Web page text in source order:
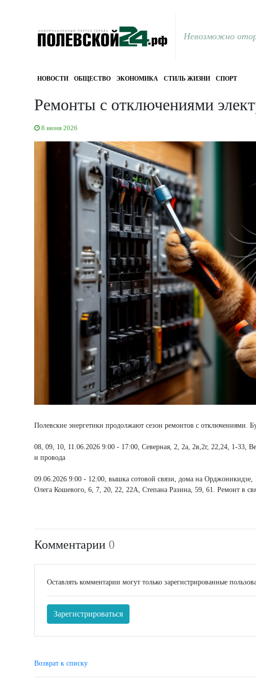
Невозможно
НОВОСТИ ОБЩЕСТВО ЭКОНОМИКА СТИЛЬ ЖИЗНИ СПОРТ
Ремонты с отключениями
8 июня 2026
Полевские энергетики продолжают сезон ремонтов с отключениями.
08, 09, 10, 11.06.2026 9:00 - 17:00, Северная, 2, 2а, 2в,2г, 22,24, 1-33,
и провода
09.06.2026 9:00 - 12:00, вышка сотовой связи, дома на
Олега Кошевого, 6, 7, 20, 22, 22А, Степана Разина, 59, 61. Ремонт в
Комментарии 0
Оставлять комментарии могут только зарегистрированные
Зарегистрироваться
Возврат к списку